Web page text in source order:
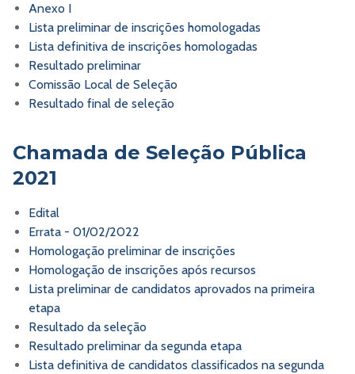
Anexo I
Lista preliminar de inscrições homologadas
Lista definitiva de inscrições homologadas
Resultado preliminar
Comissão Local de Seleção
Resultado final de seleção
Chamada de Seleção Pública
2021
Edital
Errata - 01/02/2022
Homologação preliminar de inscrições
Homologação de inscrições após recursos
Lista preliminar de candidatos aprovados na primeira
etapa
Resultado da seleção
Resultado preliminar da segunda etapa
Lista definitiva de candidatos classificados na segunda